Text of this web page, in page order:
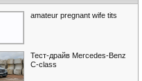
amateur pregnant wife tits
Тест-драйв Mercedes-Benz
С-class